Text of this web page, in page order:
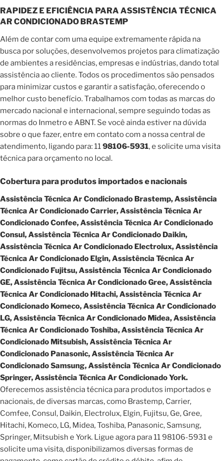
RAPIDEZ E EFICIÊNCIA PARA ASSISTÊNCIA TÉCNICA
AR CONDICIONADO BRASTEMP
Além de contar com uma equipe extremamente rápida na
busca por soluções, desenvolvemos projetos para climatização
de ambientes a residências, empresas e indústrias, dando total
assistência ao cliente. Todos os procedimentos são pensados
para minimizar custos e garantir a satisfação, oferecendo o
melhor custo benefício. Trabalhamos com todas as marcas do
mercado nacional e internacional, sempre seguindo todas as
normas do Inmetro e ABNT. Se você ainda estiver na dúvida
sobre o que fazer, entre em contato com a nossa central de
atendimento, ligando para: 1198106-5931, e solicite uma visita
técnica para orçamento no local.
Cobertura para produtos importados e nacionais
Assistência Técnica Ar Condicionado Brastemp, Assistência
Técnica Ar Condicionado Carrier, Assistência Técnica Ar
Condicionado Confee, Assistência Técnica Ar Condicionado
Consul, Assistência Técnica Ar Condicionado Daikin,
Assistência Técnica Ar Condicionado Electrolux, Assistência
Técnica Ar Condicionado Elgin, Assistência Técnica Ar
Condicionado Fujitsu, Assistência Técnica Ar Condicionado
GE, Assistência Técnica Ar Condicionado Gree, Assistência
Técnica Ar Condicionado Hitachi, Assistência Técnica Ar
Condicionado Komeco, Assistência Técnica Ar Condicionado
LG, Assistência Técnica Ar Condicionado Midea, Assistência
Técnica Ar Condicionado Toshiba, Assistência Técnica Ar
Condicionado Mitsubish, Assistência Técnica Ar
Condicionado Panasonic, Assistência Técnica Ar
Condicionado Samsung, Assistência Técnica Ar Condicionado
Springer, Assistência Técnica Ar Condicionado York.
Oferecemos assistência técnica para produtos importados e
nacionais, de diversas marcas, como Brastemp, Carrier,
Comfee, Consul, Daikin, Electrolux, Elgin, Fujitsu, Ge, Gree,
Hitachi, Komeco, LG, Midea, Toshiba, Panasonic, Samsung,
Springer, Mitsubish e York. Ligue agora para 11 98106-5931 e
solicite uma visita, disponibilizamos diversas formas de